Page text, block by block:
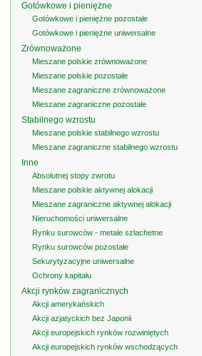
Gotówkowe i pieniężne
Gotówkowe i pieniężne pozostałe
Gotówkowe i pieniężne uniwersalne
Zrównoważone
Mieszane polskie zrównoważone
Mieszane polskie pozostałe
Mieszane zagraniczne zrównoważone
Mieszane zagraniczne pozostałe
Stabilnego wzrostu
Mieszane polskie stabilnego wzrostu
Mieszane zagraniczne stabilnego wzrostu
Inne
Absolutnej stopy zwrotu
Mieszane polskie aktywnej alokacji
Mieszane zagraniczne aktywnej alokacji
Nieruchomości uniwersalne
Rynku surowców - metale szlachetne
Rynku surowców pozostałe
Sekurytyzacyjne uniwersalne
Ochrony kapitału
Akcji rynków zagranicznych
Akcji amerykańskich
Akcji azjatyckich bez Japonii
Akcji europejskich rynków rozwiniętych
Akcji europejskich rynków wschodzących